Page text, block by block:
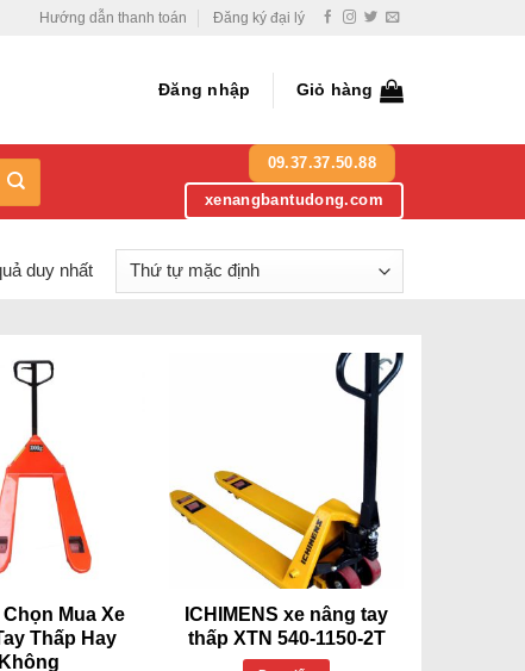
Hướng dẫn thanh toán Đăng ký đại lý
Đăng nhập Giỏ hàng
09.37.37.50.88
xenangbantudong.com
duy nhất
Mua Xe
Thấp Hay
Không
ICHIMENS xe nâng tay
thấp XTN 540-1150-2T